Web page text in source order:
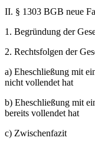
II. § 1303 BGB neue
1. Begründung der
2. Rechtsfolgen der
a) Eheschließung mit
nicht vollendet hat
b) Eheschließung mit
bereits vollendet hat
c) Zwischenfazit